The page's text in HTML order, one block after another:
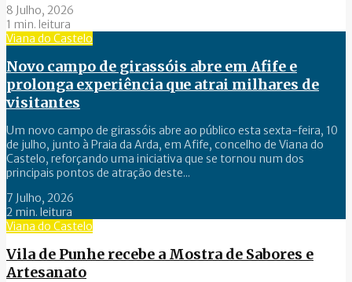
8 Julho, 2026
1 min. leitura
Viana do Castelo
Novo campo de girassóis abre em Afife e
prolonga experiência que atrai milhares de
visitantes
Um novo campo de girassóis abre ao público esta sexta-feira, 10
de julho, junto à Praia da Arda, em Afife, concelho de Viana do
Castelo, reforçando uma iniciativa que se tornou num dos
principais pontos de atração deste...
7 Julho, 2026
2 min. leitura
Viana do Castelo
Vila de Punhe recebe a Mostra de Sabores e
Artesanato